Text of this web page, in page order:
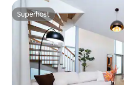
Superhost
Superhost